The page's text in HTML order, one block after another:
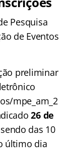
Pesquisa
de Eventos
preliminar
mpe_am_2
26 de
das 10
último dia